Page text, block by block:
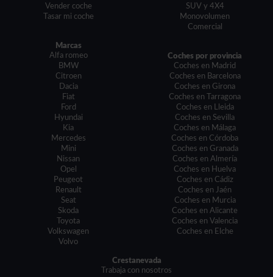
Vender coche
Tasar mi coche
SUV y 4X4
Monovolumen
Comercial
Marcas
Alfa romeo
BMW
Citroen
Dacia
Fiat
Ford
Hyundai
Kia
Mercedes
Mini
Nissan
Opel
Peugeot
Renault
Seat
Skoda
Toyota
Volkswagen
Volvo
Coches por provincia
Coches en Madrid
Coches en Barcelona
Coches en Girona
Coches en Tarragona
Coches en Lleida
Coches en Sevilla
Coches en Málaga
Coches en Córdoba
Coches en Granada
Coches en Almería
Coches en Huelva
Coches en Cádiz
Coches en Jaén
Coches en Murcia
Coches en Alicante
Coches en Valencia
Coches en Elche
Crestanevada
Trabaja con nosotros